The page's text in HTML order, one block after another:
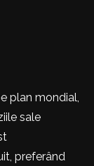
plan mondial,
sale
preferând